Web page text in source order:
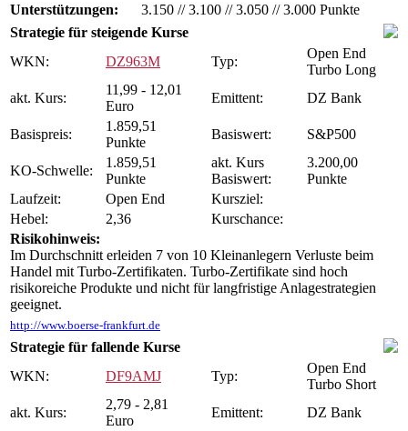
Unterstützungen:
3.150 //3.100 //3.050 //3.000 Punkte
Strategie für steigende Kurse
WKN:
DZ963M Typ:
Open End
Turbo Long
akt. Kurs:
11,99 - 12,01
Euro
Emittent: DZ Bank
Basispreis:
1.859,51
Punkte
Basiswert: S&P500
KO-Schwelle:
1.859,51
Punkte
akt. Kurs
Basiswert:
3.200,00
Punkte
Laufzeit:
Open End
Kursziel:
Hebel:
2,36
Kurschance:
Risikohinweis:
Im Durchschnitt erleiden 7 von 10 Kleinanlegern Verluste beim
Handel mit Turbo-Zertifikaten. Turbo-Zertifikate sind hoch
risikoreiche Produkte und nicht für langfristige Anlagestrategien
geeignet.
http://www.boerse-frankfurt.de
Strategie für fallende Kurse
WKN:
DF9AMJ Typ:
Open End
Turbo Short
akt. Kurs:
2,79 - 2,81
Euro
Emittent: DZ Bank